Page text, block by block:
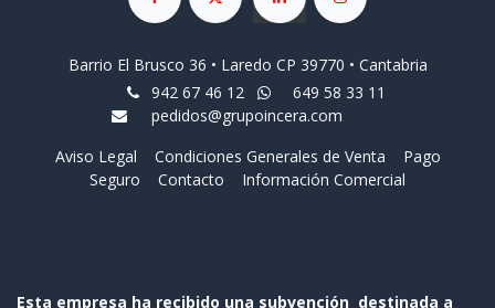
Barrio El Brusco 36 • Laredo CP 39770 • Cantabria
942 67 46 12
649 58 33 11
pedidos@grupoincera.com
Aviso Legal
Condiciones Generales de Venta
Pago
Seguro
Contacto Información Comercial
Esta empresa ha recibido una subvención destinada a